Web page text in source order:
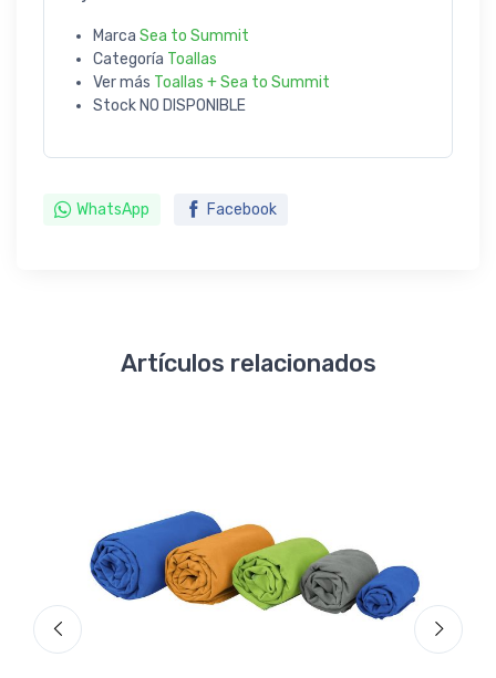
Marca Sea to Summit
Categoría Toallas
Ver más Toallas + Sea to Summit
Stock NO DISPONIBLE
WhatsApp Facebook
Artículos relacionados